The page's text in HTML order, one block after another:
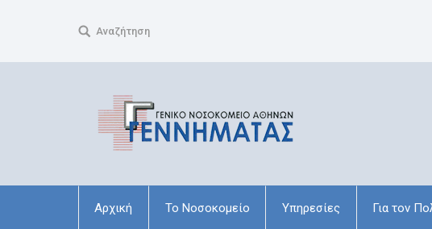
Search:Αναζήτηση
Αρχική Το Νοσοκομείο Υπηρεσίες Για τον